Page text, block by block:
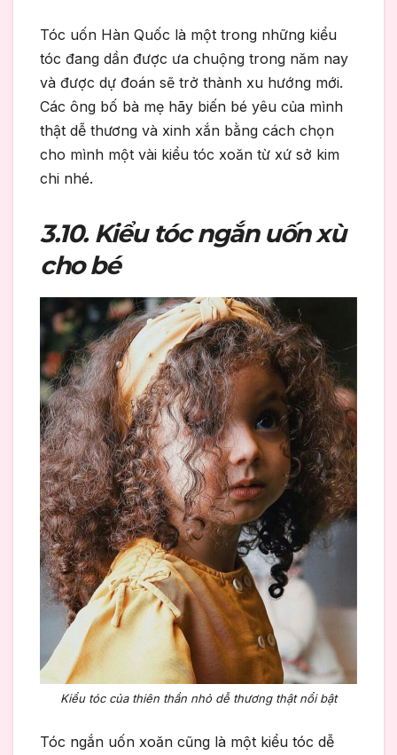
Tóc uốn Hàn Quốc là một trong những kiểu
tóc đang dần được ưa chuộng trong năm nay
và được dự đoán sẽ trở thành xu hướng mới.
Các ông bố bà mẹ hãy biến bé yêu của mình
thật dễ thương và xinh xắn bằng cách chọn
cho mình một vài kiểu tóc xoăn từ xứ sở kim
chi nhé.
3.10. Kiểu tóc ngắn uốn xù
cho bé
Kiểu tóc của thiên thần nhỏ dễ thương thật nổi bật
Tóc ngắn uốn xoăn cũng là một kiểu tóc dễ